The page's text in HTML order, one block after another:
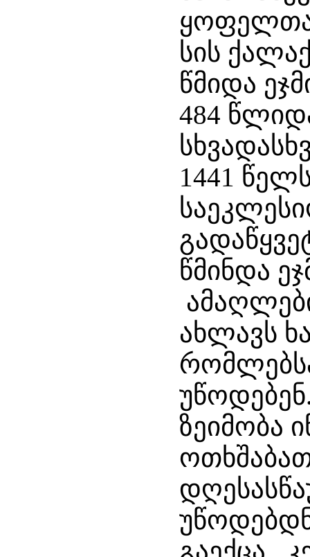
ყოფელთა
სის
წმიდა
484
1441
წმინდა
ახლავს
ზეიმობა
გაექცა